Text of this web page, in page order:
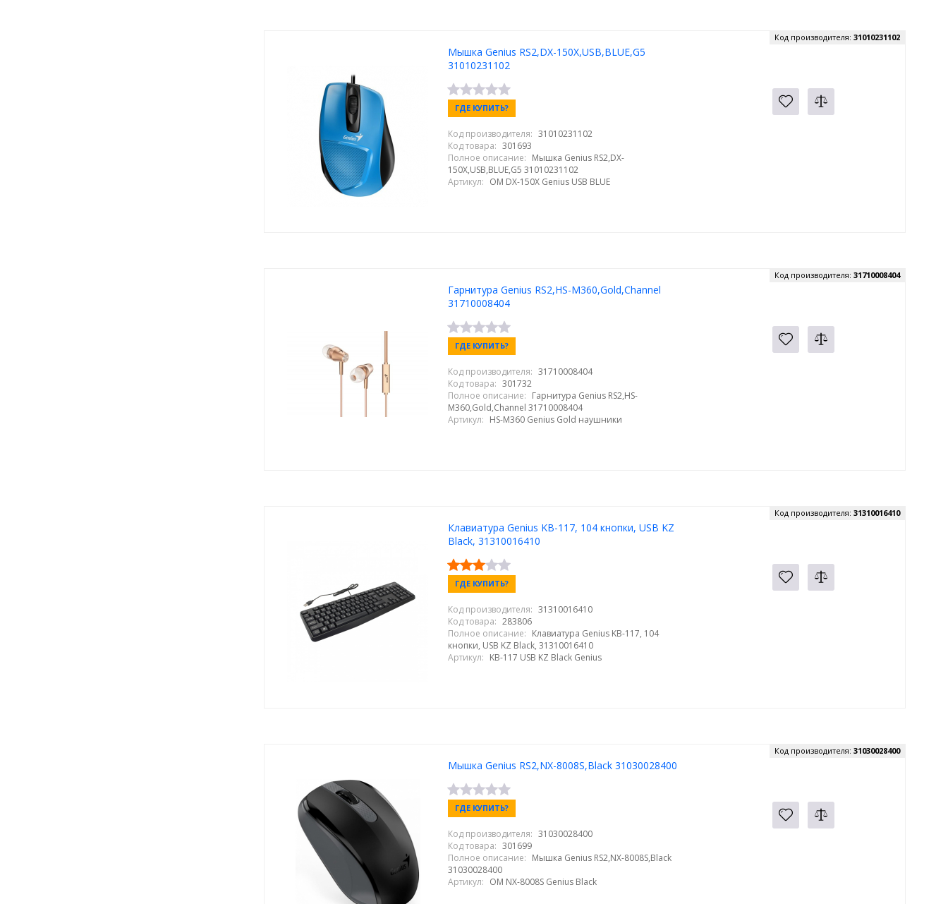
Мышка Genius RS2,DX-150X,USB,BLUE,G5
31010231102
Код производителя: 31010231102
ГДЕ КУПИТЬ?
Код производителя: 31010231102
Код товара: 301693
Полное описание: Мышка Genius RS2,DX-
150X,USB,BLUE,G5 31010231102
Артикул: ОМ DX-150X Genius USB BLUE
Гарнитура Genius RS2,HS-M360,Gold,Channel
31710008404
Код производителя: 31710008404
ГДЕ КУПИТЬ?
Код производителя: 31710008404
Код товара: 301732
Полное описание: Гарнитура Genius RS2,HS-
M360,Gold,Channel 31710008404
Артикул: HS-M360 Genius Gold наушники
Клавиатура Genius KB-117, 104 кнопки, USB KZ
Black, 31310016410
Код производителя: 31310016410
ГДЕ КУПИТЬ?
Код производителя: 31310016410
Код товара: 283806
Полное описание: Клавиатура Genius KB-117, 104
кнопки, USB KZ Black, 31310016410
Артикул: KB-117 USB KZ Black Genius
Мышка Genius RS2,NX-8008S,Black 31030028400
Код производителя: 31030028400
ГДЕ КУПИТЬ?
Код производителя: 31030028400
Код товара: 301699
Полное описание: Мышка Genius RS2,NX-8008S,Black
31030028400
Артикул: ОМ NX-8008S Genius Black